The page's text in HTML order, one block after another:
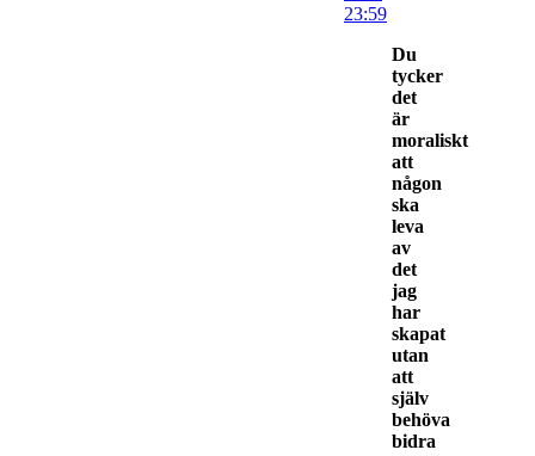
23:59
Du
tycker
det
är
moraliskt
att
någon
ska
leva
av
det
jag
har
skapat
utan
att
själv
behöva
bidra